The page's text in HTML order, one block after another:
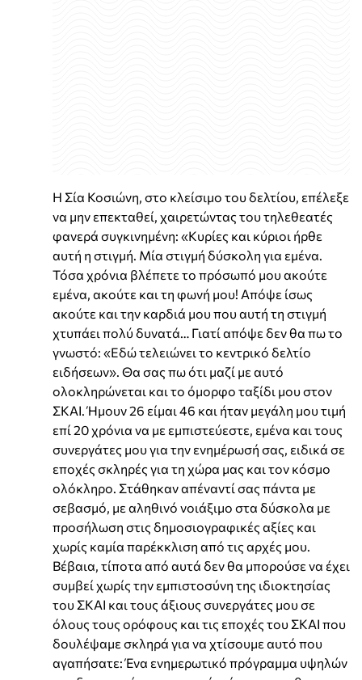
Η Σία Κοσιώνη, στο κλείσιμο του δελτίου, επέλεξε
να μην επεκταθεί, χαιρετώντας του τηλεθεατές
φανερά συγκινημένη: «Κυρίες και κύριοι ήρθε
αυτή η στιγμή. Μία στιγμή δύσκολη για εμένα.
Τόσα χρόνια βλέπετε το πρόσωπό μου ακούτε
εμένα, ακούτε και τη φωνή μου! Απόψε ίσως
ακούτε και την καρδιά μου που αυτή τη στιγμή
χτυπάει πολύ δυνατά… Γιατί απόψε δεν θα πω το
γνωστό: «Εδώ τελειώνει το κεντρικό δελτίο
ειδήσεων». Θα σας πω ότι μαζί με αυτό
ολοκληρώνεται και το όμορφο ταξίδι μου στον
ΣΚΑΙ. Ήμουν 26 είμαι 46 και ήταν μεγάλη μου τιμή
επί 20 χρόνια να με εμπιστεύεστε, εμένα και τους
συνεργάτες μου για την ενημέρωσή σας, ειδικά σε
εποχές σκληρές για τη χώρα μας και τον κόσμο
ολόκληρο. Στάθηκαν απέναντί σας πάντα με
σεβασμό, με αληθινό νοιάξιμο στα δύσκολα με
προσήλωση στις δημοσιογραφικές αξίες και
χωρίς καμία παρέκκλιση από τις αρχές μου.
Βέβαια, τίποτα από αυτά δεν θα μπορούσε να έχει
συμβεί χωρίς την εμπιστοσύνη της ιδιοκτησίας
του ΣΚΑΙ και τους άξιους συνεργάτες μου σε
όλους τους ορόφους και τις εποχές του ΣΚΑΙ που
δουλέψαμε σκληρά για να χτίσουμε αυτό που
αγαπήσατε: Ένα ενημερωτικό πρόγραμμα υψηλών